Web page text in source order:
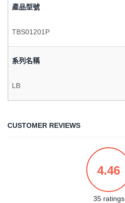
產品型號
TBS01201P
系列名稱
LB
CUSTOMER REVIEWS
4.46
35 ratings